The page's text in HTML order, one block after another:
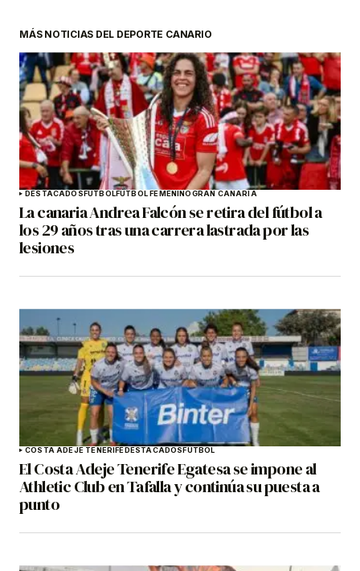
MÁS NOTICIAS DEL DEPORTE CANARIO
DESTACADOSFÚTBOLFÚTBOL FEMENINOGRAN CANARIA
La canaria Andrea Falcón se retira del fútbol a
los 29 años tras una carrera lastrada por las
lesiones
COSTA ADEJE TENERIFEDESTACADOSFÚTBOL
El Costa Adeje Tenerife Egatesa se impone al
Athletic Club en Tafalla y continúa su puesta a
punto